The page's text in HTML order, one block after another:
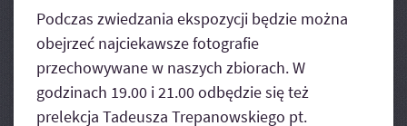
Podczas zwiedzania ekspozycji będzie można
obejrzeć najciekawsze fotografie
przechowywane w naszych zbiorach. W
godzinach 19.00 i 21.00 odbędzie się też
prelekcja Tadeusza Trepanowskiego pt.